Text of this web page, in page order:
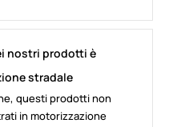
nostri prodotti è
stradale
questi prodotti non
in motorizzazione